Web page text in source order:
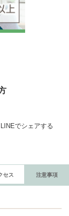
LINEでシェアする
セス 注意事項